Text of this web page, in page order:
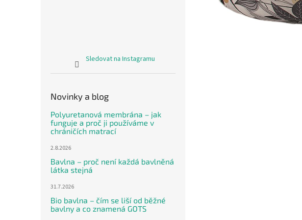
Sledovat na Instagramu
Novinky a blog
Polyuretanová membrána – jak
funguje a proč ji používáme v
chráničích matrací
2.8.2026
Bavlna – proč není každá bavlněná
látka stejná
31.7.2026
Bio bavlna – čím se liší od běžné
bavlny a co znamená GOTS